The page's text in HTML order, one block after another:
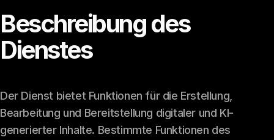
Beschreibung des
Dienstes
Der Dienst bietet Funktionen für die Erstellung,
Bearbeitung und Bereitstellung digitaler und KI-
generierter Inhalte. Bestimmte Funktionen des